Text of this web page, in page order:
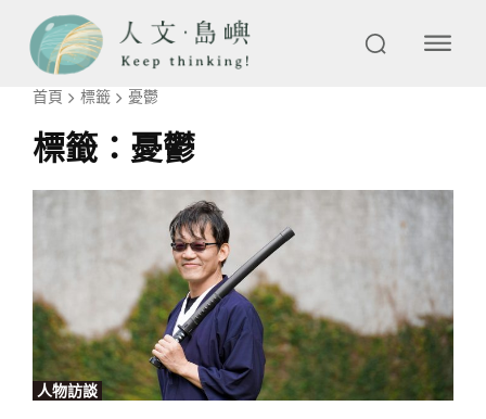
首頁 標籤 憂鬱
標籤： 憂鬱
人物訪談